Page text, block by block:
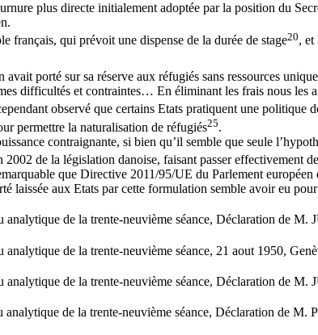
plus directe initialement adoptée par la position du
français, qui prévoit une dispense de la durée de stage20, et
porté sur sa réserve aux réfugiés sans ressources
difficultés et contraintes… En éliminant les frais nous les
observé que certains Etats pratiquent une politique
permettre la naturalisation de réfugiés25.
contraignante, si bien qu’il semble que seule
de la législation danoise, faisant passer effectivement
que Directive 2011/95/UE du Parlement
laissée aux Etats par cette formulation semble avoir eu
analytique de la trente-neuvième séance, Déclaration de
analytique de la trente-neuvième séance, 21 aout 1950,
analytique de la trente-neuvième séance, Déclaration de
analytique de la trente-neuvième séance, Déclaration de